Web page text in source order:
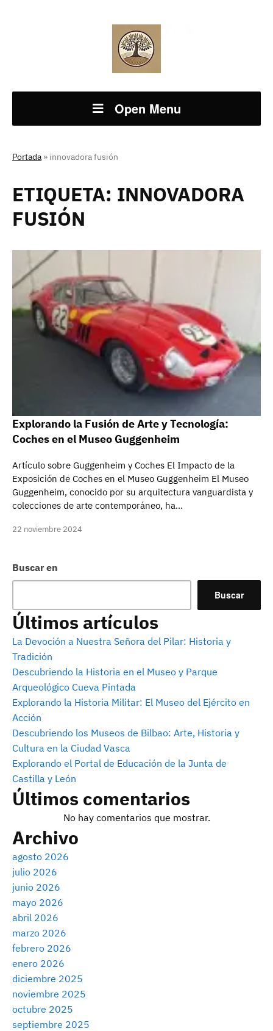
Open Menu
Portada » innovadora fusión
Buscar en
Buscar
Últimos artículos
La Devoción a Nuestra Señora del Pilar: Historia y
Tradición
Descubriendo la Historia en el Museo y Parque
Arqueológico Cueva Pintada
Explorando la Historia Militar: El Museo del Ejército en
Acción
Descubriendo los Museos de Bilbao: Arte, Historia y
Cultura en la Ciudad Vasca
Explorando el Portal de Educación de la Junta de
Castilla y León
Últimos comentarios
No hay comentarios que mostrar.
Archivo
agosto 2026
julio 2026
junio 2026
mayo 2026
abril 2026
marzo 2026
febrero 2026
enero 2026
diciembre 2025
noviembre 2025
octubre 2025
septiembre 2025
ETIQUETA: INNOVADORA
FUSIÓN
Explorando la Fusión de Arte y Tecnología:
Coches en el Museo Guggenheim
Artículo sobre Guggenheim y Coches El Impacto de la
Exposición de Coches en el Museo Guggenheim El Museo
Guggenheim, conocido por su arquitectura vanguardista y
colecciones de arte contemporáneo, ha…
22 noviembre 2024